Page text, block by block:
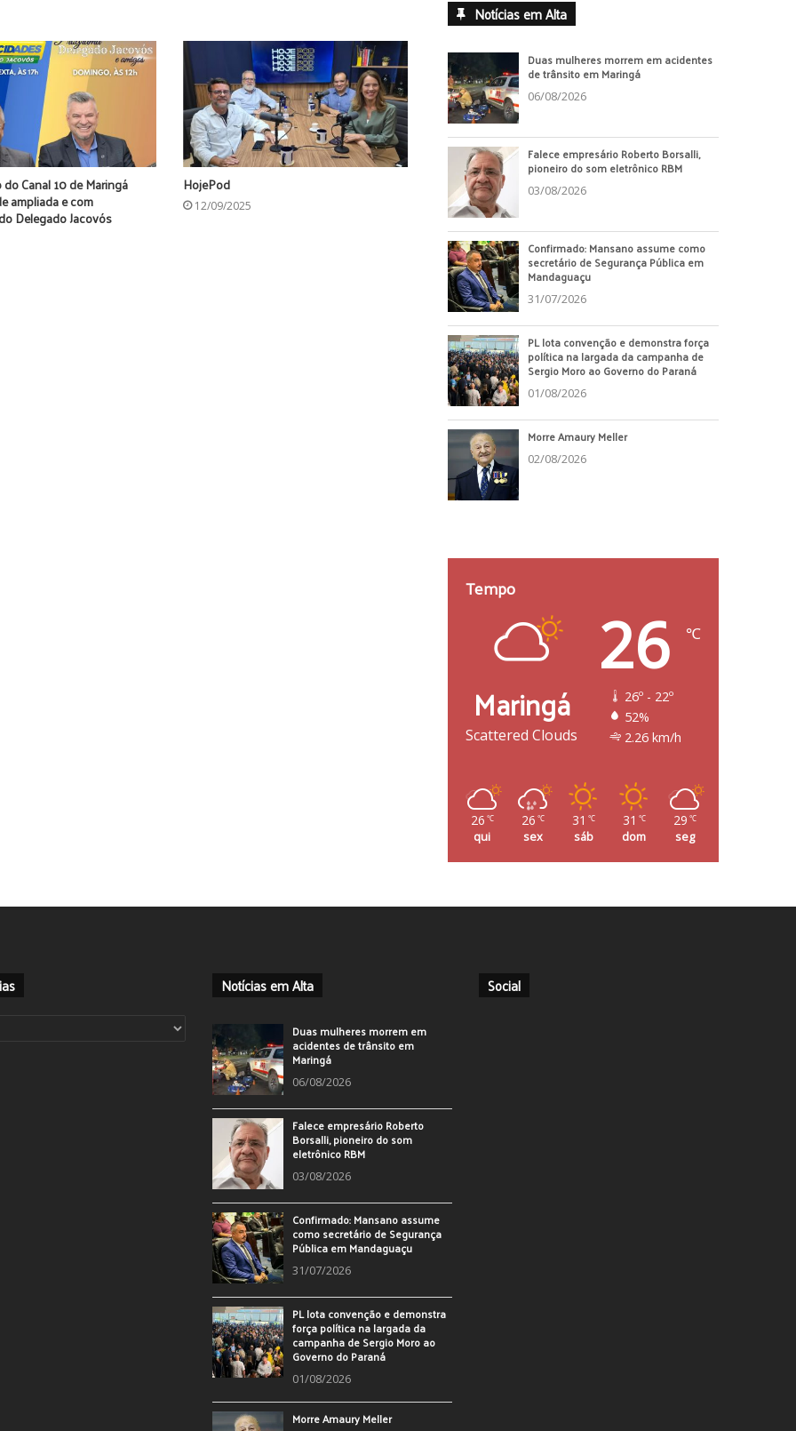
Canal 10 de Maringá
ampliada e com
Delegado Jacovós
HojePod
12/09/2025
Notícias em Alta
Duas mulheres morrem em acidentes
de trânsito em Maringá
06/08/2026
Falece empresário Roberto Borsalli,
pioneiro do som eletrônico RBM
03/08/2026
Confirmado: Mansano assume como
secretário de Segurança Pública em
Mandaguaçu
31/07/2026
PL lota convenção e demonstra força
política na largada da campanha de
Sergio Moro ao Governo do Paraná
01/08/2026
Morre Amaury Meller
02/08/2026
Tempo
Maringá
Scattered Clouds
26 ℃
26º - 22º
52%
2.26 km/h
26 ℃
qui
26 ℃
sex
31 ℃
sáb
31 ℃
dom
29 ℃
seg
Notícias em Alta
Duas mulheres morrem em
acidentes de trânsito em
Maringá
06/08/2026
Falece empresário Roberto
Borsalli, pioneiro do som
eletrônico RBM
03/08/2026
Confirmado: Mansano assume
como secretário de Segurança
Pública em Mandaguaçu
31/07/2026
PL lota convenção e demonstra
força política na largada da
campanha de Sergio Moro ao
Governo do Paraná
01/08/2026
Morre Amaury Meller
Social